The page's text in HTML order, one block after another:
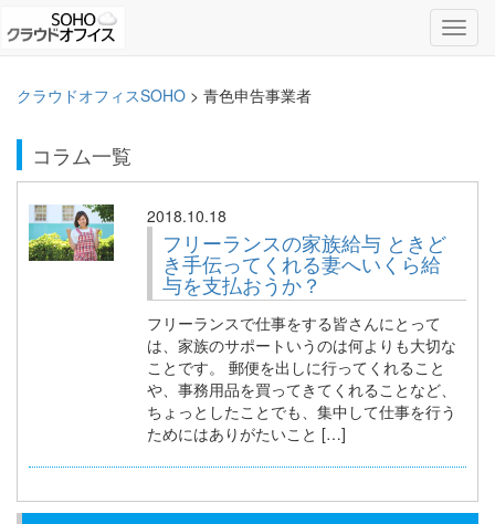
クラウドオフィスSOHO > 青色申告事業者
コラム一覧
2018.10.18
フリーランスの家族給与 ときど
き手伝ってくれる妻へいくら給
与を支払おうか？
フリーランスで仕事をする皆さんにとって
は、家族のサポートいうのは何よりも大切な
ことです。 郵便を出しに行ってくれること
や、事務用品を買ってきてくれることなど、
ちょっとしたことでも、集中して仕事を行う
ためにはありがたいこと […]